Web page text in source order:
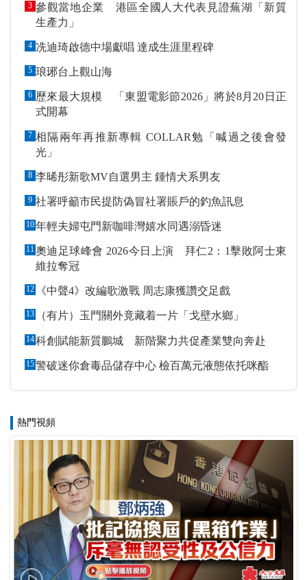
3 參觀當地企業 港區全國人大代表見證蕪湖「新質
生產力」
4 冼迪琦啟德中場獻唱 達成生涯里程碑
5 琅琊台上觀山海
6 歷來最大規模 「東盟電影節2026」將於8月20日正
式開幕
7 相隔兩年再推新專輯 COLLAR勉「喊過之後會發
光」
8 李晞彤新歌MV自選男主 鍾情犬系男友
9 社署呼籲市民提防偽冒社署賬戶的釣魚訊息
10年輕夫婦屯門新咖啡灣嬉水同遇溺昏迷
11奧迪足球峰會 2026今日上演 拜仁2：1擊敗阿士東
維拉奪冠
12 《中聲4》改編歌激戰 周志康獲讚交足戲
13 （有片）玉門關外竟藏着一片「戈壁水鄉」
14科創賦能新質鵬城 新階聚力共促產業雙向奔赴
15警破迷你倉毒品儲存中心 檢百萬元液態依托咪酯
熱門視頻